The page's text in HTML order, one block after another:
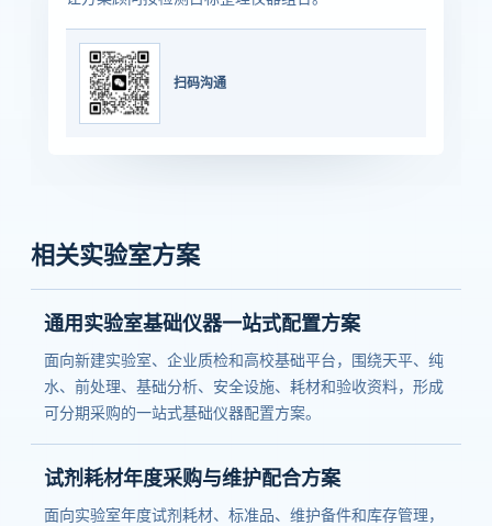
扫码沟通
相关实验室方案
通用实验室基础仪器一站式配置方案
面向新建实验室、企业质检和高校基础平台，围绕天平、纯
水、前处理、基础分析、安全设施、耗材和验收资料，形成
可分期采购的一站式基础仪器配置方案。
试剂耗材年度采购与维护配合方案
面向实验室年度试剂耗材、标准品、维护备件和库存管理，